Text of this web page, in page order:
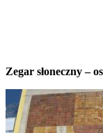
Zegar słoneczny –